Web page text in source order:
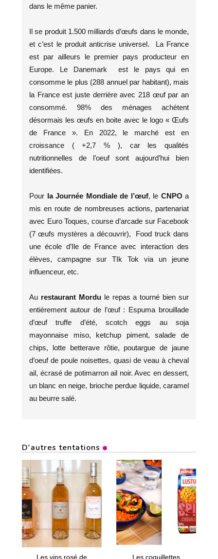
dans le même panier.
Il se produit 1.500 milliards d’œufs dans le monde,
et c’est le produit anticrise universel. La France
est par ailleurs le premier pays producteur en
Europe. Le Danemark est le pays qui en
consomme le plus (288 annuel par habitant), mais
la France est juste derrière avec 218 œuf par an
consommé. 98% des ménages achètent
désormais les œufs en boite avec le logo « Œufs
de France ». En 2022, le marché est en
croissance ( +2,7 % ), car les qualités
nutritionnelles de l’oeuf sont aujourd’hui bien
identifiées.
Pour la Journée Mondiale de l’œuf, le CNPO a
mis en route de nombreuses actions, partenariat
avec Euro Toques, course d’arcade sur Facebook
(7 œufs mystères a découvrir), Food truck dans
une école d’Ile de France avec interaction des
élèves, campagne sur TIk Tok via un jeune
influenceur, etc.
Au restaurant Mordu le repas a tourné bien sur
entièrement autour de l’œuf : Espuma brouillade
d’œuf truffe d’été, scotch eggs au soja
mayonnaise miso, ketchup piment, salade de
chips, lotte betterave rôtie, poutargue de jaune
d’oeuf de poule noisettes, quasi de veau à cheval
ail, écrasé de potimarron ail noir. Avec en dessert,
un blanc en neige, brioche perdue liquide, caramel
au beurre salé.
D'autres tentations
Les vins rosé de
Les coquillettes